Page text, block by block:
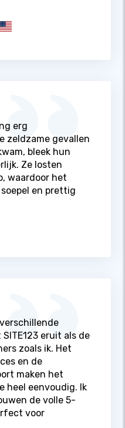
erg
zeldzame gevallen
bleek hun
Ze losten
waardoor het
en prettig
eruit als de
zoals ik. Het
en de
maken het
heel eenvoudig. Ik
de volle 5-
voor